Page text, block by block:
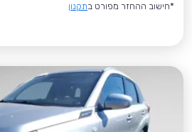
*חישוב ההחזר מפורט בתקנון